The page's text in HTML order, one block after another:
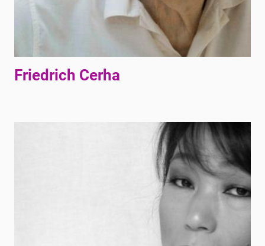
Friedrich Cerha